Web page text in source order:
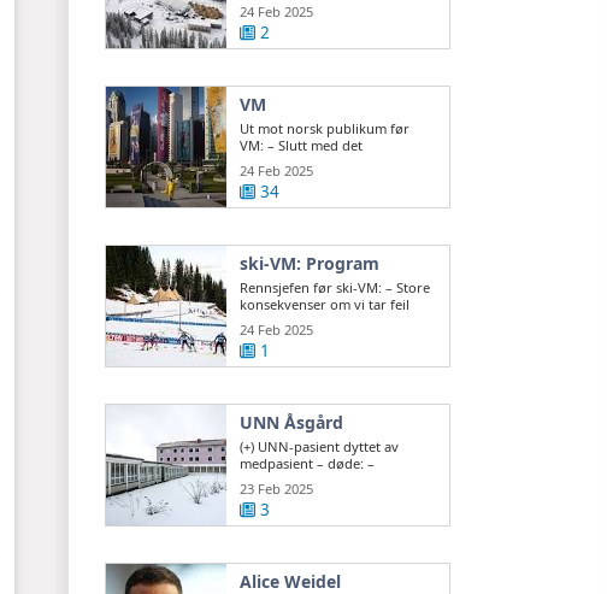
24 Feb 2025
2
VM
Ut mot norsk publikum før
VM: – Slutt med det
24 Feb 2025
34
ski-VM: Program
Rennsjefen før ski-VM: – Store
konsekvenser om vi tar feil
valg
24 Feb 2025
1
UNN Åsgård
(+) UNN-pasient dyttet av
medpasient – døde: –
Vanskelig å sikre ...
23 Feb 2025
3
Alice Weidel